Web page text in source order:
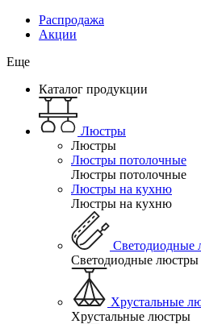
Распродажа
Акции
Еще
Каталог продукции
Люстры
Люстры
Люстры потолочные
Люстры потолочные
Люстры на кухню
Люстры на кухню
Светодиодные
Светодиодные люстры
Хрустальные
Хрустальные люстры